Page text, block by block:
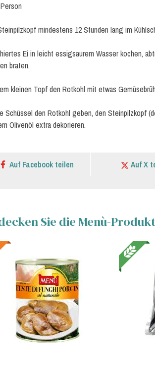
mindestens 12 Stunden lang im
Ei in leicht essigsaurem Wasser kochen,
braten.
kleinen Topf den Rotkohl mit etwas
Schüssel den Rotkohl geben, den Steinpilzkopf
Olivenöl extra dekorieren.
Auf Facebook teilen Auf X
Sie die Menù-